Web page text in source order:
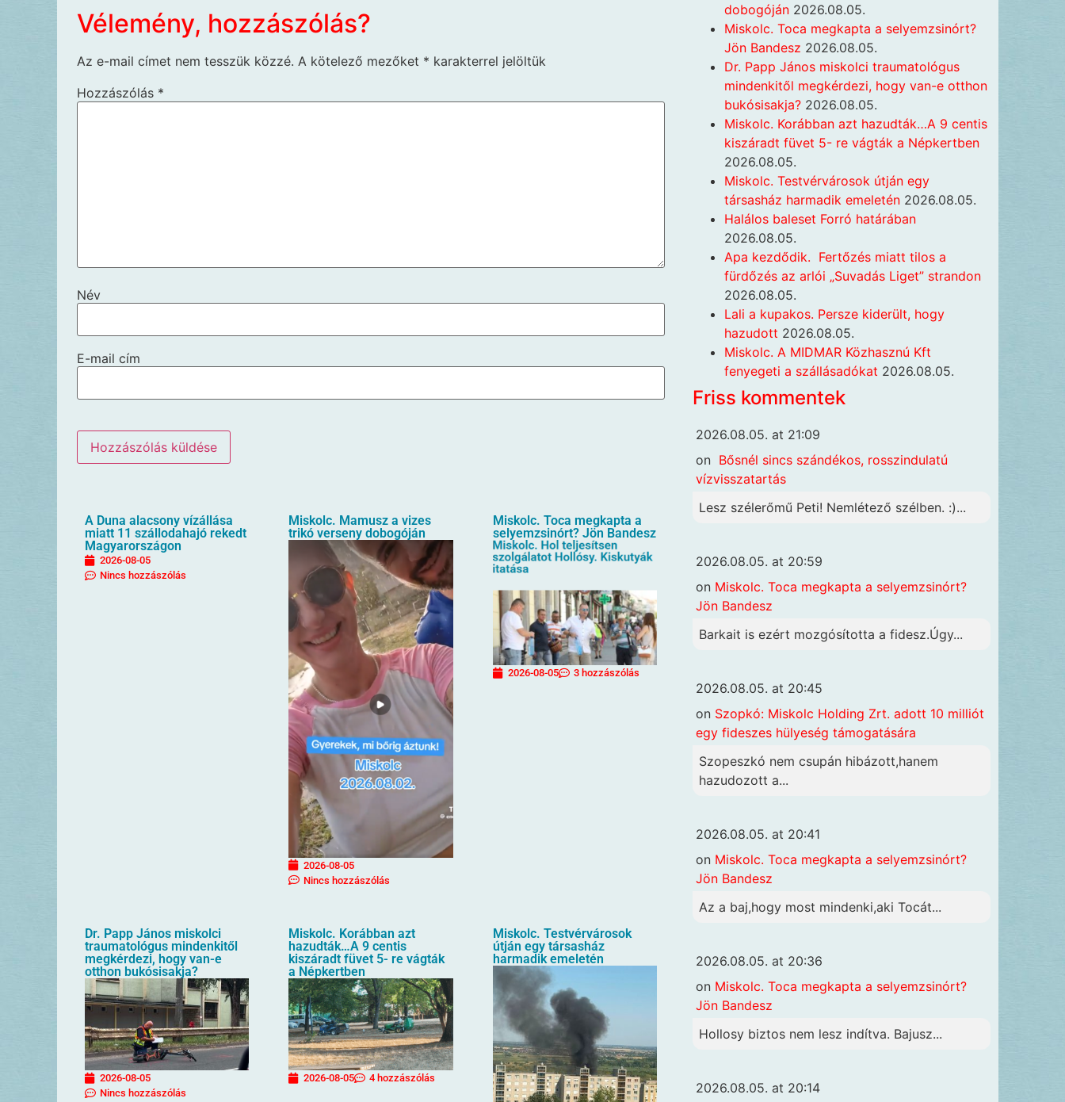
Vélemény, hozzászólás?
Az e-mail címet nem tesszük közzé. A kötelező mezőket * karakterrel jelöltük
Hozzászólás *
Név
E-mail cím
A Duna alacsony vízállása
miatt 11 szállodahajó rekedt
Magyarországon
2026-08-05
Nincs hozzászólás
Miskolc. Mamusz a vizes
trikó verseny dobogóján
2026-08-05
Nincs hozzászólás
Miskolc. Toca megkapta a
selyemzsinórt? Jön Bandesz
2026-08-05 3 hozzászólás
Dr. Papp János miskolci
traumatológus mindenkitől
megkérdezi, hogy van-e
otthon bukósisakja?
2026-08-05
Nincs hozzászólás
Miskolc. Korábban azt
hazudták…A 9 centis
kiszáradt füvet 5- re vágták
a Népkertben
2026-08-05 4 hozzászólás
Miskolc. Testvérvárosok
útján egy társasház
harmadik emeletén
dobogóján 2026.08.05.
Miskolc. Toca megkapta a selyemzsinórt?
Jön Bandesz 2026.08.05.
Dr. Papp János miskolci traumatológus
mindenkitől megkérdezi, hogy van-e otthon
bukósisakja? 2026.08.05.
Miskolc. Korábban azt hazudták…A 9 centis
kiszáradt füvet 5- re vágták a Népkertben
2026.08.05.
Miskolc. Testvérvárosok útján egy
társasház harmadik emeletén 2026.08.05.
Halálos baleset Forró határában
2026.08.05.
Apa kezdődik. Fertőzés miatt tilos a
fürdőzés az arlói „Suvadás Liget” strandon
2026.08.05.
Lali a kupakos. Persze kiderült, hogy
hazudott 2026.08.05.
Miskolc. A MIDMAR Közhasznú Kft
fenyegeti a szállásadókat 2026.08.05.
Friss kommentek
2026.08.05. at 21:09
on Bősnél sincs szándékos, rosszindulatú
vízvisszatartás
Lesz szélerőmű Peti! Nemlétező szélben. :)...
2026.08.05. at 20:59
on Miskolc. Toca megkapta a selyemzsinórt?
Jön Bandesz
Barkait is ezért mozgósította a fidesz.Úgy...
2026.08.05. at 20:45
on Szopkó: Miskolc Holding Zrt. adott 10 milliót
egy fideszes hülyeség támogatására
Szopeszkó nem csupán hibázott,hanem
hazudozott a...
2026.08.05. at 20:41
on Miskolc. Toca megkapta a selyemzsinórt?
Jön Bandesz
Az a baj,hogy most mindenki,aki Tocát...
2026.08.05. at 20:36
on Miskolc. Toca megkapta a selyemzsinórt?
Jön Bandesz
Hollosy biztos nem lesz indítva. Bajusz...
2026.08.05. at 20:14